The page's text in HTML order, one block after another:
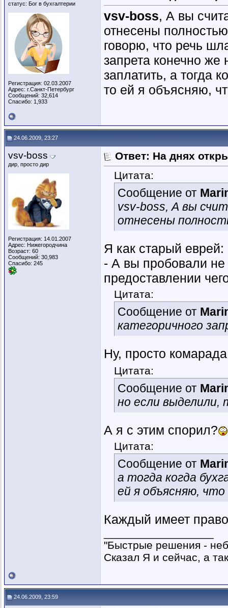
статус: Бог в бухгалтерии
Регистрация: 02.03.2007
Адрес: г.Санкт-Петербург
Сообщений: 32,614
Спасибо: 1,933
vsv-boss, А вы
отнесены
говорю, что речь
запрета конечно же
заплатить, а тогда
то ей я объясняю,
24.06.2009, 23:27
vsv-boss
дир, просто дир
Регистрация: 14.01.2007
Адрес: Нижегородчина
Возраст: 60
Сообщений: 30,983
Спасибо: 245
Ответ: На днях
Цитата:
Сообщение от
vsv-boss, А вы
отнесены
Я как старый
- А вы пробовали не
предоставлении
Цитата:
Сообщение от
категоричного
Ну, просто
Цитата:
Сообщение от
но если
А я с этим спорил?
Цитата:
Сообщение от
а тогда когда
ей я объясняю,
Каждый имеет
"Быстрые решения -
Сказал Я и сейчас, а
24.06.2009, 23:59